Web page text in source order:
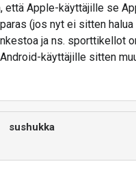
että Apple-käyttäjille se
(jos nyt ei sitten
ja ns. sporttikellot
käyttäjille sitten
sushukka